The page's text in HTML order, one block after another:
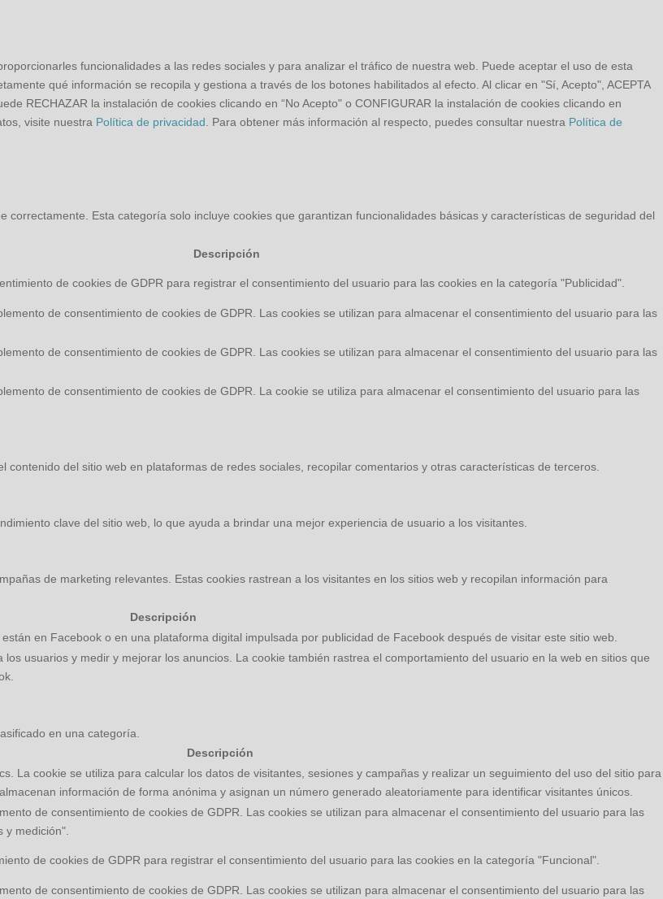
funcionalidades a las redes sociales y para analizar el tráfico de nuestra web. Puede aceptar el uso de esta
qué información se recopila y gestiona a través de los botones habilitados al efecto. Al clicar en "Sí, Acepto", ACEPTA
RECHAZAR la instalación de cookies clicando en “No Acepto" o CONFIGURAR la instalación de cookies clicando en
visite nuestra Política de privacidad . Para obtener más información al respecto, puedes consultar nuestra Política de
Esta categoría solo incluye cookies que garantizan funcionalidades básicas y características de seguridad del
Descripción
de cookies de GDPR para registrar el consentimiento del usuario para las cookies en la categoría "Publicidad".
de consentimiento de cookies de GDPR. Las cookies se utilizan para almacenar el consentimiento del usuario para las
de consentimiento de cookies de GDPR. Las cookies se utilizan para almacenar el consentimiento del usuario para las
de consentimiento de cookies de GDPR. La cookie se utiliza para almacenar el consentimiento del usuario para las
del sitio web en plataformas de redes sociales, recopilar comentarios y otras características de terceros.
clave del sitio web, lo que ayuda a brindar una mejor experiencia de usuario a los visitantes.
de marketing relevantes. Estas cookies rastrean a los visitantes en los sitios web y recopilan información para
Descripción
en Facebook o en una plataforma digital impulsada por publicidad de Facebook después de visitar este sitio web.
usuarios y medir y mejorar los anuncios. La cookie también rastrea el comportamiento del usuario en la web en sitios que
en una categoría.
Descripción
La cookie se utiliza para calcular los datos de visitantes, sesiones y campañas y realizar un seguimiento del uso del sitio para
información de forma anónima y asignan un número generado aleatoriamente para identificar visitantes únicos.
de consentimiento de cookies de GDPR. Las cookies se utilizan para almacenar el consentimiento del usuario para las
y medición".
de cookies de GDPR para registrar el consentimiento del usuario para las cookies en la categoría "Funcional".
de consentimiento de cookies de GDPR. Las cookies se utilizan para almacenar el consentimiento del usuario para las